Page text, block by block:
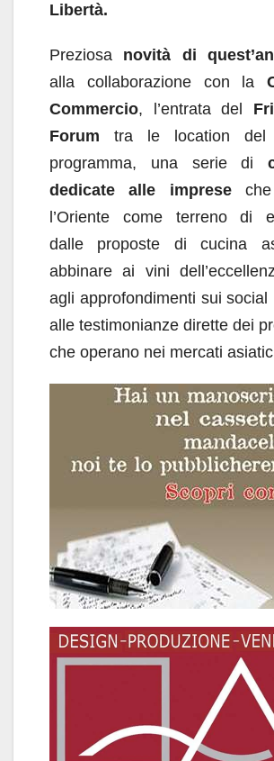
Libertà.
Preziosa novità di
alla collaborazione con la
Commercio, l’entrata del
Forum tra le location del
programma, una serie di
dedicate alle impreseche
l’Oriente come terreno di
dalle proposte di cucina
abbinare ai vini
agli approfondimenti sui social
alle testimonianze dirette dei
che operano nei mercati